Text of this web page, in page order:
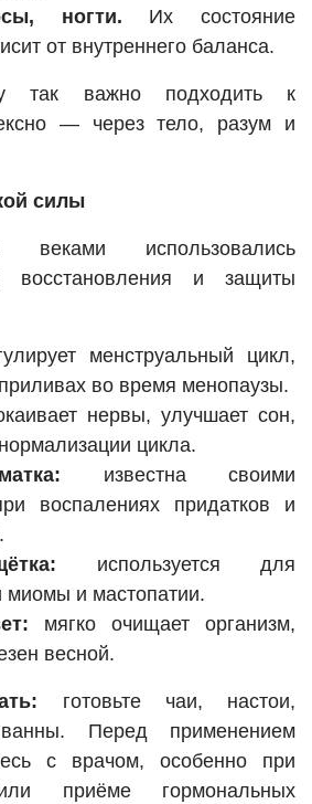
ногти. Их состояние
от внутреннего баланса.
так важно подходить к
— через тело, разум и
силы
использовались
и защиты
менструальный цикл,
во время менопаузы.
нервы, улучшает сон,
цикла.
известна своими
воспалениях придатков и
используется для
миомы и мастопатии.
мягко очищает организм,
весной.
готовьте чаи, настои,
Перед применением
с врачом, особенно при
приёме гормональных